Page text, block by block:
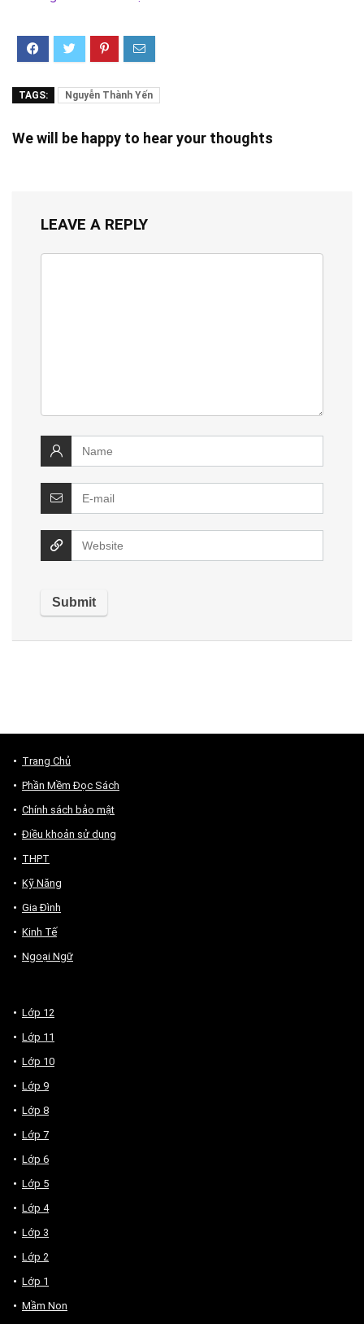
TAGS: Nguyễn Thành Yến
We will be happy to hear your thoughts
LEAVE A REPLY
Trang Chủ
Phần Mềm Đọc Sách
Chính sách bảo mật
Điều khoản sử dụng
THPT
Kỹ Năng
Gia Đình
Kinh Tế
Ngoại Ngữ
Lớp 12
Lớp 11
Lớp 10
Lớp 9
Lớp 8
Lớp 7
Lớp 6
Lớp 5
Lớp 4
Lớp 3
Lớp 2
Lớp 1
Mầm Non